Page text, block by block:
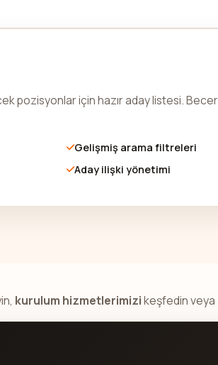
pozisyonlar için hazır aday listesi.
Gelişmiş arama filtreleri
Aday ilişki yönetimi
kurulum hizmetlerimizikeşfedin veya